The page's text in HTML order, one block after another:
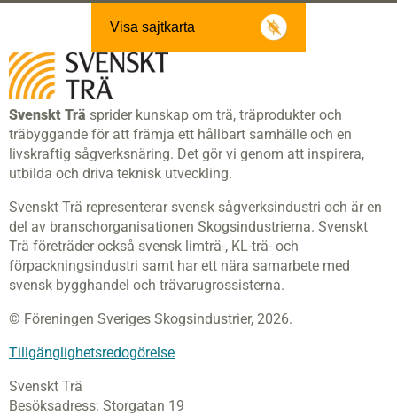
Visa sajtkarta
Svenskt Trä sprider kunskap om trä, träprodukter och
träbyggande för att främja ett hållbart samhälle och en
livskraftig sågverksnäring. Det gör vi genom att inspirera,
utbilda och driva teknisk utveckling.
Svenskt Trä representerar svensk sågverksindustri och är en
del av branschorganisationen Skogsindustrierna. Svenskt
Trä företräder också svensk limträ-, KL-trä- och
förpackningsindustri samt har ett nära samarbete med
svensk bygghandel och trävarugrossisterna.
© Föreningen Sveriges Skogsindustrier, 2026.
Tillgänglighetsredogörelse
Svenskt Trä
Besöksadress: Storgatan 19